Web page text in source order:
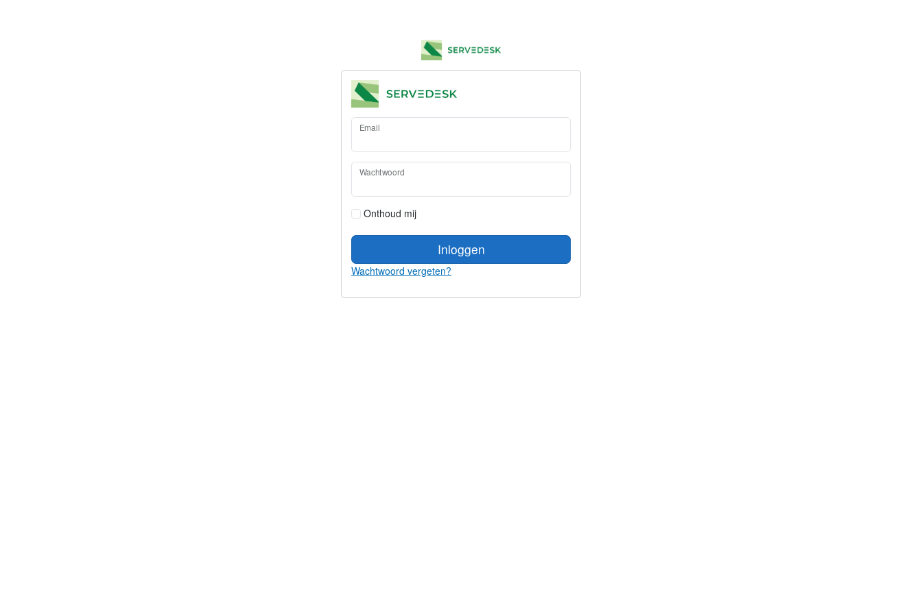
Email
Wachtwoord
Onthoud mij
Inloggen
Wachtwoord vergeten?